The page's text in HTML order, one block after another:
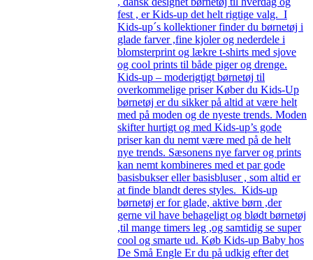
fest , er Kids-up det helt rigtige valg. I
Kids-up´s kollektioner finder du børnetøj i
glade farver ,fine kjoler og nederdele i
blomsterprint og lækre t-shirts med sjove
og cool prints til både piger og drenge.
Kids-up – moderigtigt børnetøj til
overkommelige priser Køber du Kids-Up
børnetøj er du sikker på altid at være helt
med på moden og de nyeste trends. Moden
skifter hurtigt og med Kids-up’s gode
priser kan du nemt være med på de helt
nye trends. Sæsonens nye farver og prints
kan nemt kombineres med et par gode
basisbukser eller basisbluser , som altid er
at finde blandt deres styles. Kids-up
børnetøj er for glade, aktive børn ,der
gerne vil have behageligt og blødt børnetøj
,til mange timers leg ,og samtidig se super
cool og smarte ud. Køb Kids-up Baby hos
De Små Engle Er du på udkig efter det